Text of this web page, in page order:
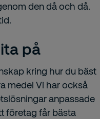
den då och då.
på
kring hur du bäst
medel Vi har också
anpassade
företag får bästa